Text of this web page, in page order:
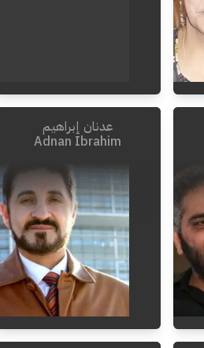
عدنان إبراهيم
Adnan Ibrahim